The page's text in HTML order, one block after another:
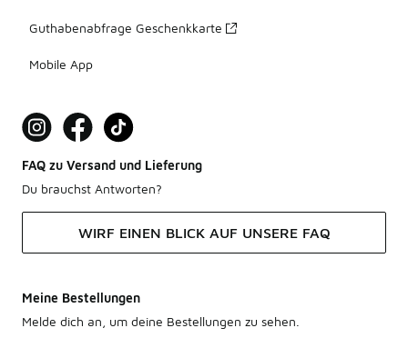
Guthabenabfrage Geschenkkarte
Mobile App
FAQ zu Versand und Lieferung
Du brauchst Antworten?
WIRF EINEN BLICK AUF UNSERE FAQ
Meine Bestellungen
Melde dich an, um deine Bestellungen zu sehen.